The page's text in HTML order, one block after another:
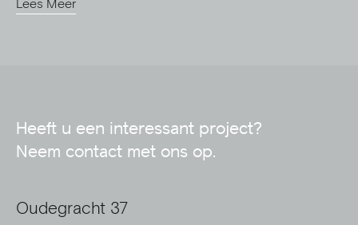
Lees Meer
Heeft u een interessant project?
Neem contact met ons op.
Oudegracht 37